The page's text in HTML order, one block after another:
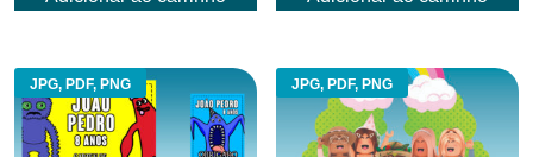
JPG, PDF, PNG JPG, PDF, PNG